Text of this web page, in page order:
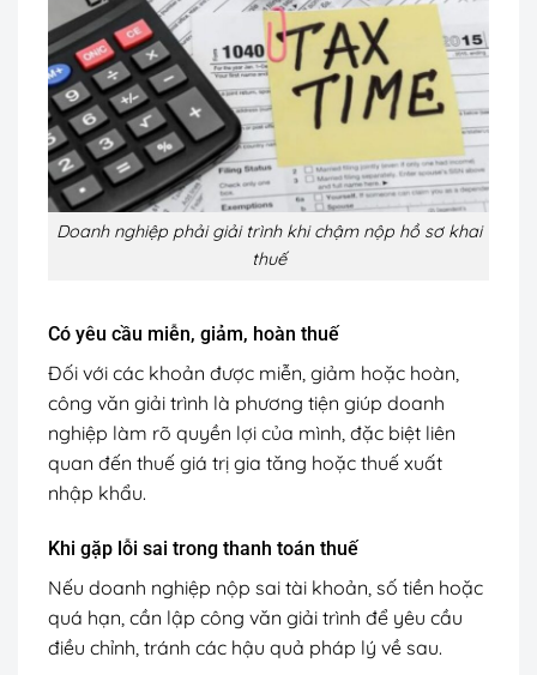
Doanh nghiệp phải giải trình khi chậm nộp hồ sơ khai
thuế
Có yêu cầu miễn, giảm, hoàn thuế
Đối với các khoản được miễn, giảm hoặc hoàn,
công văn giải trình là phương tiện giúp doanh
nghiệp làm rõ quyền lợi của mình, đặc biệt liên
quan đến thuế giá trị gia tăng hoặc thuế xuất
nhập khẩu.
Khi gặp lỗi sai trong thanh toán thuế
Nếu doanh nghiệp nộp sai tài khoản, số tiền hoặc
quá hạn, cần lập công văn giải trình để yêu cầu
điều chỉnh, tránh các hậu quả pháp lý về sau.